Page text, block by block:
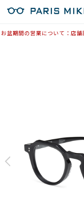
お盆期間の営業について：店